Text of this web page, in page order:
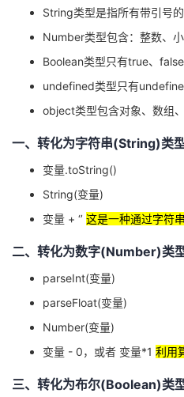
页
开
者
的
客
我
论
坛
的
圈
我
的
播
我
活
的
我
String类型是指所有带引号
Number类型包含：整数、
Boolean类型只有true、false
undefined类型只有
object类型包含对象、数组
一、转化为字符串(String)类型
变量.toString()
String(变量)
变量 + ‘’ 这是一种通过字符
二、转化为数字(Number)类型
parseInt(变量)
parseFloat(变量)
Number(变量)
变量 - 0，或者 变量*1 利用
三、转化为布尔(Boolean)类